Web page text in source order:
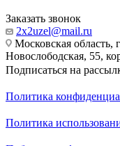
Заказать звонок
2x2uzel@mail.ru
Московская область,
Новослободская, 55,
Подписаться на
Политика
Политика